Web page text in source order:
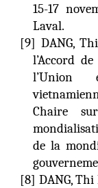
15-17
Laval.
[9] DANG,
l’Accord
l’Union
Chaire
de la
[8] DANG, Thi